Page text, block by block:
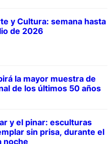
y Cultura: semana hasta
de 2026
la mayor muestra de
de los últimos 50 años
y el pinar: esculturas
sin prisa, durante el
noche